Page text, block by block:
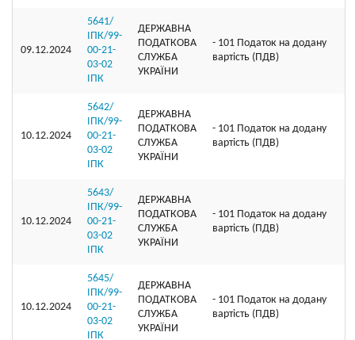
09.12.2024
5641/
ІПК/99-
00-21-
03-02
ІПК
ДЕРЖАВНА
ПОДАТКОВА
СЛУЖБА
УКРАЇНИ
- 101 Податок на додану
вартість (ПДВ)
10.12.2024
5642/
ІПК/99-
00-21-
03-02
ІПК
ДЕРЖАВНА
ПОДАТКОВА
СЛУЖБА
УКРАЇНИ
- 101 Податок на додану
вартість (ПДВ)
10.12.2024
5643/
ІПК/99-
00-21-
03-02
ІПК
ДЕРЖАВНА
ПОДАТКОВА
СЛУЖБА
УКРАЇНИ
- 101 Податок на додану
вартість (ПДВ)
10.12.2024
5645/
ІПК/99-
00-21-
03-02
ІПК
ДЕРЖАВНА
ПОДАТКОВА
СЛУЖБА
УКРАЇНИ
- 101 Податок на додану
вартість (ПДВ)